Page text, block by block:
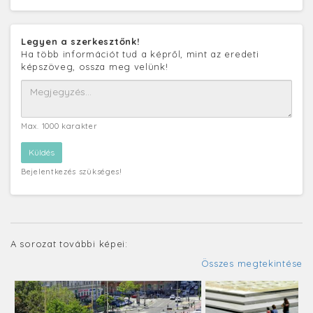
Legyen a szerkesztőnk!
Ha több információt tud a képről, mint az eredeti
képszöveg, ossza meg velünk!
Max. 1000 karakter
Bejelentkezés szükséges!
A sorozat további képei:
Összes megtekintése